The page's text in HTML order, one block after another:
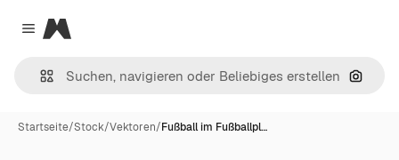
Close menu
Magnific
Nach
Startseite/Stock/Vektoren/Fußball im Fußballpl…